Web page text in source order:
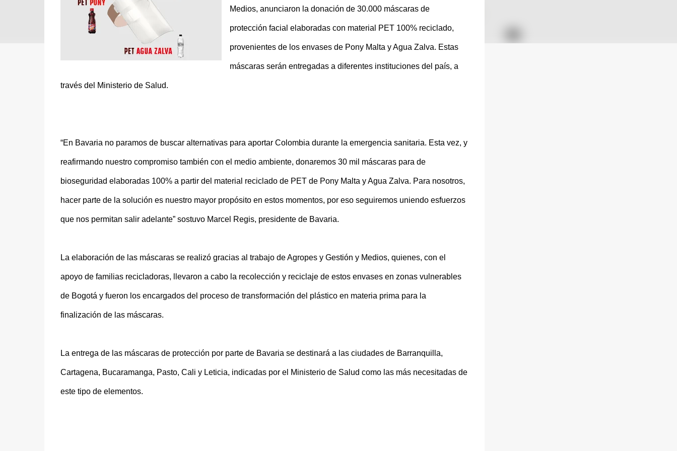
Medios, anunciaron la donación de 30.000 máscaras de
protección facial elaboradas con material PET 100% reciclado,
provenientes de los envases de Pony Malta y Agua Zalva. Estas
máscaras serán entregadas a diferentes instituciones del país, a
través del Ministerio de Salud.
“En Bavaria no paramos de buscar alternativas para aportar Colombia durante la emergencia sanitaria. Esta vez, y
reafirmando nuestro compromiso también con el medio ambiente, donaremos 30 mil máscaras para de
bioseguridad elaboradas 100% a partir del material reciclado de PET de Pony Malta y Agua Zalva. Para nosotros,
hacer parte de la solución es nuestro mayor propósito en estos momentos, por eso seguiremos uniendo esfuerzos
que nos permitan salir adelante” sostuvo Marcel Regis, presidente de Bavaria.
La elaboración de las máscaras se realizó gracias al trabajo de Agropes y Gestión y Medios, quienes, con el
apoyo de familias recicladoras, llevaron a cabo la recolección y reciclaje de estos envases en zonas vulnerables
de Bogotá y fueron los encargados del proceso de transformación del plástico en materia prima para la
finalización de las máscaras.
La entrega de las máscaras de protección por parte de Bavaria se destinará a las ciudades de Barranquilla,
Cartagena, Bucaramanga, Pasto, Cali y Leticia, indicadas por el Ministerio de Salud como las más necesitadas de
este tipo de elementos.